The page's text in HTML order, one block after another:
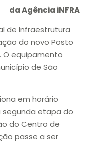
da Agência iNFRA
de Infraestrutura
do novo Posto
O equipamento
de São
em horário
segunda etapa do
do Centro de
passe a ser